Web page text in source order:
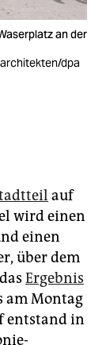
an der
dpa
auf
wird einen
einen
über dem
Ergebnis
am Montag
entstand in